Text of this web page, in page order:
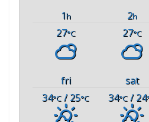
1h 2h
27°C 27°C
fri sat
34°C / 25°C 34°C / 24